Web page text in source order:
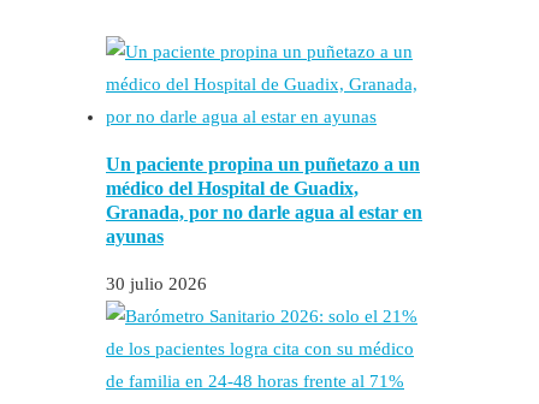
Un paciente propina un puñetazo a un
médico del Hospital de Guadix,
Granada, por no darle agua al estar en
ayunas
30 julio 2026